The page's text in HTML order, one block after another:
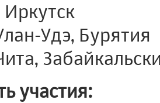
Удэ, Бурятия
участия: